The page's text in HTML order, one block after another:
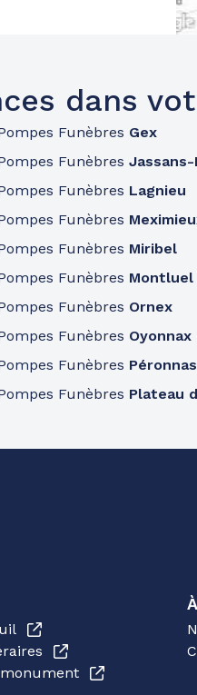
dans
Funèbres Gex
Funèbres
Funèbres Lagnieu
Funèbres
Funèbres Miribel
Funèbres Montluel
Funèbres Ornex
Funèbres Oyonnax
Funèbres Péronnas
Funèbres Plateau